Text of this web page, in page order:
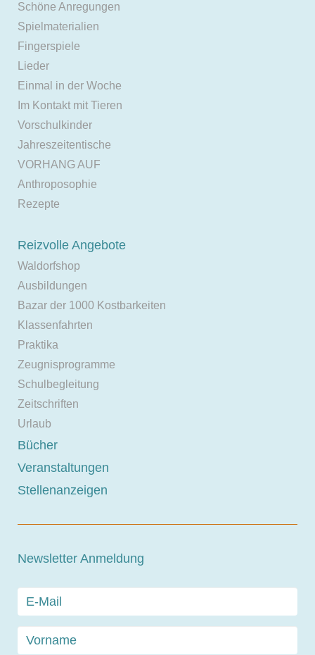
Schöne Anregungen
Spielmaterialien
Fingerspiele
Lieder
Einmal in der Woche
Im Kontakt mit Tieren
Vorschulkinder
Jahreszeitentische
VORHANG AUF
Anthroposophie
Rezepte
Reizvolle Angebote
Waldorfshop
Ausbildungen
Bazar der 1000 Kostbarkeiten
Klassenfahrten
Praktika
Zeugnisprogramme
Schulbegleitung
Zeitschriften
Urlaub
Bücher
Veranstaltungen
Stellenanzeigen
Newsletter Anmeldung